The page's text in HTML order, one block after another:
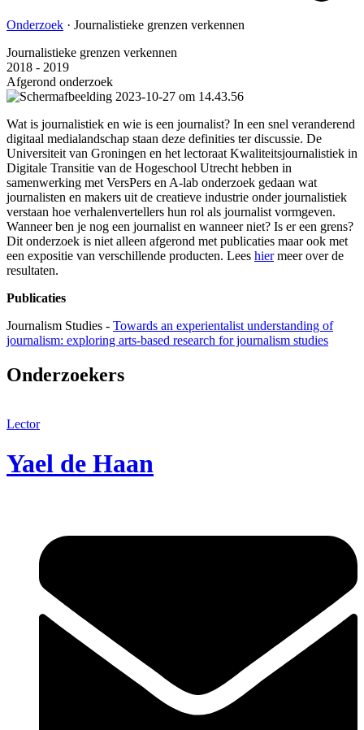
Onderzoek · Journalistieke grenzen verkennen
Journalistieke grenzen verkennen
2018 - 2019
Afgerond onderzoek
Wat is journalistiek en wie is een journalist? In een snel veranderend
digitaal medialandschap staan deze definities ter discussie. De
Universiteit van Groningen en het lectoraat Kwaliteitsjournalistiek in
Digitale Transitie van de Hogeschool Utrecht hebben in
samenwerking met VersPers en A-lab onderzoek gedaan wat
journalisten en makers uit de creatieve industrie onder journalistiek
verstaan hoe verhalenvertellers hun rol als journalist vormgeven.
Wanneer ben je nog een journalist en wanneer niet? Is er een grens?
Dit onderzoek is niet alleen afgerond met publicaties maar ook met
een expositie van verschillende producten. Lees hiermeer over de
resultaten.
Publicaties
Journalism Studies - Towards an experientalist understanding of
journalism: exploring arts-based research for journalism studies
Onderzoekers
Lector
Yael de Haan